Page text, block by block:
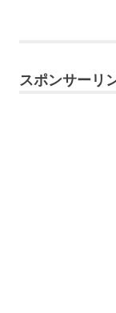
ペ
スポンサーリ